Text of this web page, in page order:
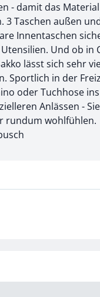
- damit das
3 Taschen außen
Innentaschen
Und ob in
lässt sich sehr
Sportlich in der
oder Tuchhose
Anlässen -
rundum wohlfühlen.